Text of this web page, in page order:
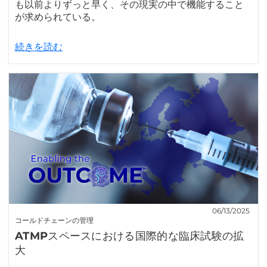
も以前よりずっと早く、その現実の中で機能すること
が求められている。
続きを読む
コールドチェーンの管理
06/13/2025
ATMPスペースにおける国際的な臨床試験の拡
大